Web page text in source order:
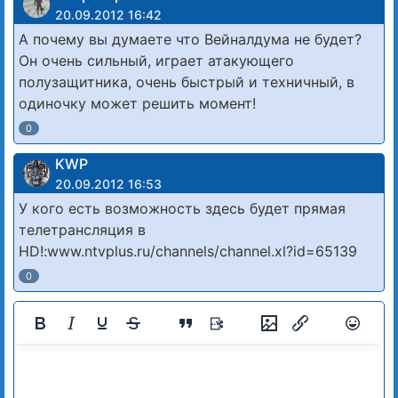
20.09.2012 16:42
А почему вы думаете что Вейналдума не будет?
Он очень сильный, играет атакующего
полузащитника, очень быстрый и техничный, в
одиночку может решить момент!
0
KWP
20.09.2012 16:53
У кого есть возможность здесь будет прямая
телетрансляция в
HD!:www.ntvplus.ru/channels/channel.xl?id=65139
0